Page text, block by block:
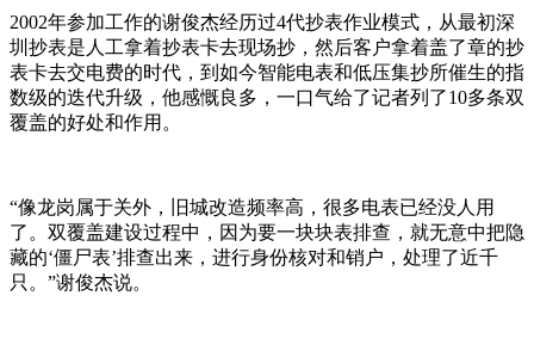
2002年参加工作的谢俊杰经历过4代抄表作业模式，从最初深
圳抄表是人工拿着抄表卡去现场抄，然后客户拿着盖了章的抄
表卡去交电费的时代，到如今智能电表和低压集抄所催生的指
数级的迭代升级，他感慨良多，一口气给了记者列了10多条双
覆盖的好处和作用。
“像龙岗属于关外，旧城改造频率高，很多电表已经没人用
了。双覆盖建设过程中，因为要一块块表排查，就无意中把隐
藏的‘僵尸表’排查出来，进行身份核对和销户，处理了近千
只。”谢俊杰说。